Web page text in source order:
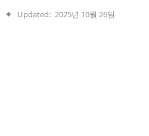
Updated: 2025년 10월 26일